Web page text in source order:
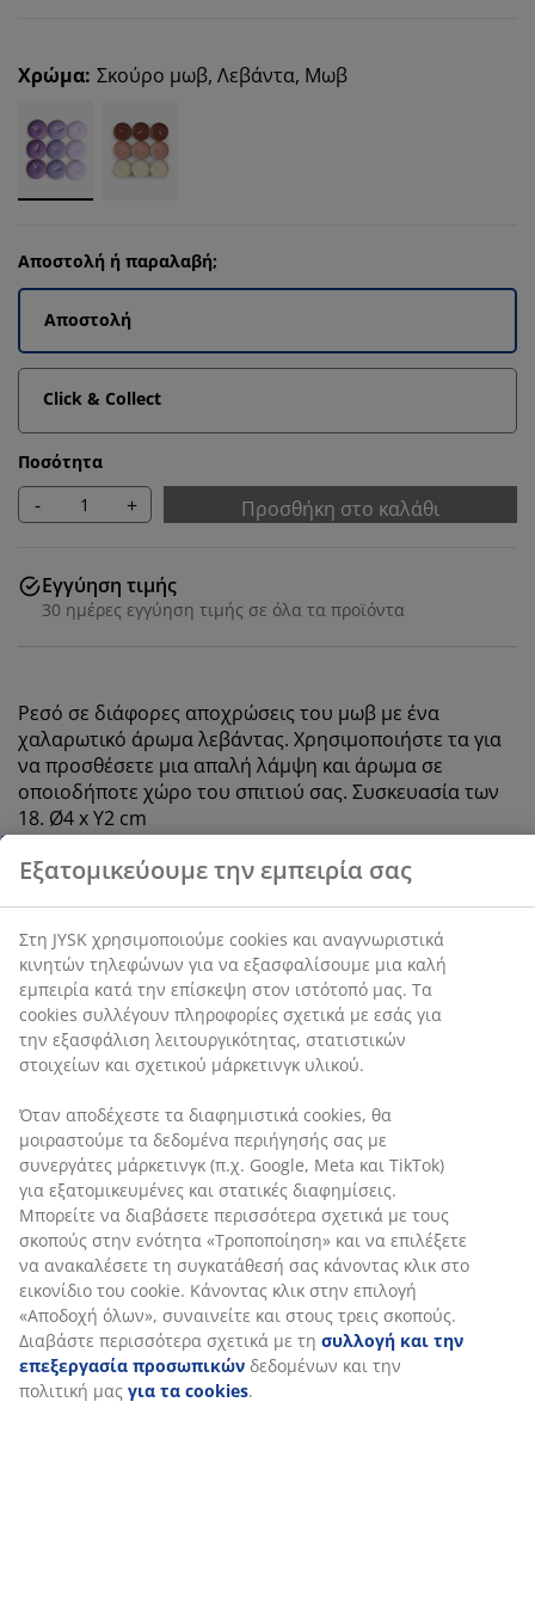
Χρώμα: Σκούρο μωβ, Λεβάντα, Μωβ
Αποστολή ή παραλαβή;
Αποστολή
Click & Collect
Ποσότητα
- + Προσθήκη στο καλάθι
Εγγύηση τιμής
30 ημέρες εγγύηση τιμής σε όλα τα προϊόντα
Ρεσό σε διάφορες αποχρώσεις του μωβ με ένα
χαλαρωτικό άρωμα λεβάντας. Χρησιμοποιήστε τα για
να προσθέσετε μια απαλή λάμψη και άρωμα σε
οποιοδήποτε χώρο του σπιτιού σας. Συσκευασία των
18. Ø4 x Υ2 cm
SKU: 4912605
Σημάνσεις
Χαρακτηριστικά προϊόντος
Αξιολογήσεις
(1)
Αποστολή
Εξατομικεύουμε την εμπειρία σας
Στη JYSK χρησιμοποιούμε cookies και αναγνωριστικά
κινητών τηλεφώνων για να εξασφαλίσουμε μια καλή
εμπειρία κατά την επίσκεψη στον ιστότοπό μας. Τα
cookies συλλέγουν πληροφορίες σχετικά με εσάς για
την εξασφάλιση λειτουργικότητας, στατιστικών
στοιχείων και σχετικού μάρκετινγκ υλικού.
μοιραστούμε τα δεδομένα περιήγησής σας με
συνεργάτες μάρκετινγκ (π.χ. Google, Meta και TikTok)
για εξατομικευμένες και στατικές διαφημίσεις.
Μπορείτε να διαβάσετε περισσότερα σχετικά με τους
σκοπούς στην ενότητα «Τροποποίηση» και να
επιλέξετε να ανακαλέσετε τη συγκατάθεσή σας
κάνοντας κλικ στο εικονίδιο του cookie. Κάνοντας κλικ
στην επιλογή «Αποδοχή όλων», συναινείτε και στους
τρεις σκοπούς. Διαβάστε περισσότερα σχετικά με τη
συλλογή και την επεξεργασία προσωπικών
δεδομένων και την πολιτική μαςγια τα cookies